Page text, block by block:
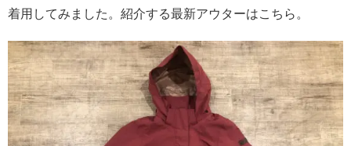
着用してみました。 紹介する最新アウターはこちら。